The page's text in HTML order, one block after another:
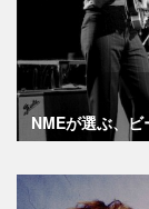
NMEが選ぶ、